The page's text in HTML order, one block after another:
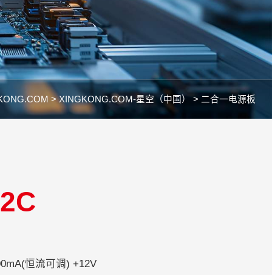
>XINGKONG.COM-星空（中国） > 二合一电源板
240V
恒流可调) +12V